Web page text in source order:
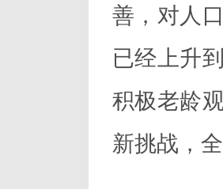
善，对人
已经上升
积极老龄
新挑战，